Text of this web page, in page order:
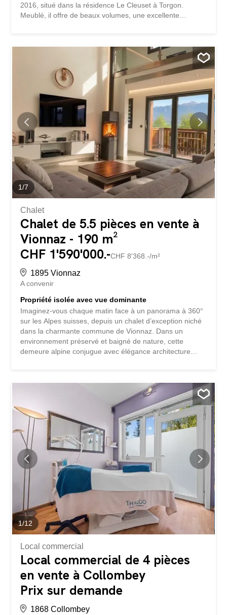
2016, situé dans la résidence Le Cleuset à Torgon.
Meublé, il offre de beaux volumes, une excellente
montagne. Un lieu parfait pour se ressourcer, été comme
hiver, au cœur d’un environnement naturel préservé.
L’appartement se compose comme suit : Niveau inférieur
: • Hall d’entrée • WC et lavabo • Spacieux séjour avec
cuisine ouverte, offrant un bel espace de vie convivial •
Accès à une grande terrasse avec vue sur les montagnes
Niveau supérieur : • Grande chambre lumineuse avec
dressing • Salle d’eau avec baignoire, lavabo et WC •
Accès à un vaste balcon, idéal pour profiter du calme et
du panorama alpin Deux places de parc intérieures,
obligatoires, en sus du prix : CHF 20'000.– chacune.
Deux caves ainsi que plusieurs casiers à ski...
1/7
Chalet
Chalet de 5.5 pièces en vente à
Vionnaz - 190 m²
CHF 1'590'000.-CHF 8'368.-/m²
1895 Vionnaz
A convenir
Propriété isolée avec vue dominante
Imaginez-vous chaque matin face à un panorama à 360°
sur les Alpes suisses, depuis un chalet d’exception niché
dans la charmante commune de Vionnaz. Dans un
environnement préservé et baigné de nature, cette
demeure alpine conjugue avec élégance architecture
créent une atmosphère unique. Le vaste séjour s’ouvre
harmonieusement sur une cuisine moderne et conviviale,
pensée pour le partage et les moments de vie. Les larges
baies vitrées prolongent naturellement les espaces vers
l’extérieur, offrant une connexion permanente avec le
paysage. Réalisé avec des matériaux nobles et des
finitions soignées, ce bien se distingue par son équilibre
entre confort, raffinement et modernité. À l’extérieur, une
superbe terrasse accueille un jacuzzi et une cuisine d’été,
invitant à profiter pleinement des longues soirées face
aux montagnes. Le jardin...
1/12
Local commercial
Local commercial de 4 pièces
en vente à Collombey
Prix sur demande
1868 Collombey